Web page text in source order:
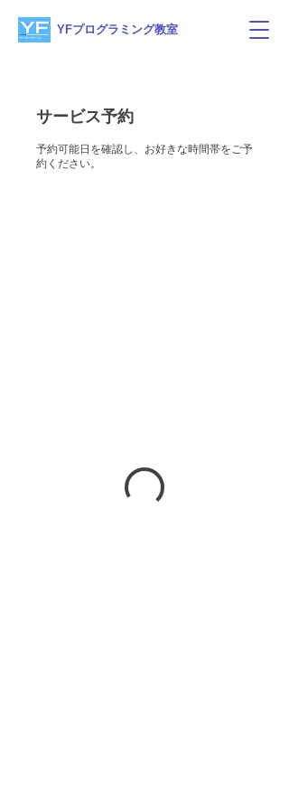
YFプログラミング教室
サービス予約
予約可能日を確認し、お好きな時間帯をご予
約ください。